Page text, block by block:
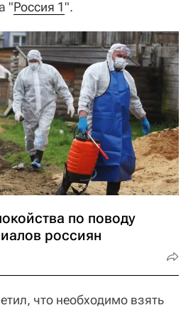
"Россия 1".
по поводу
россиян
что необходимо взять